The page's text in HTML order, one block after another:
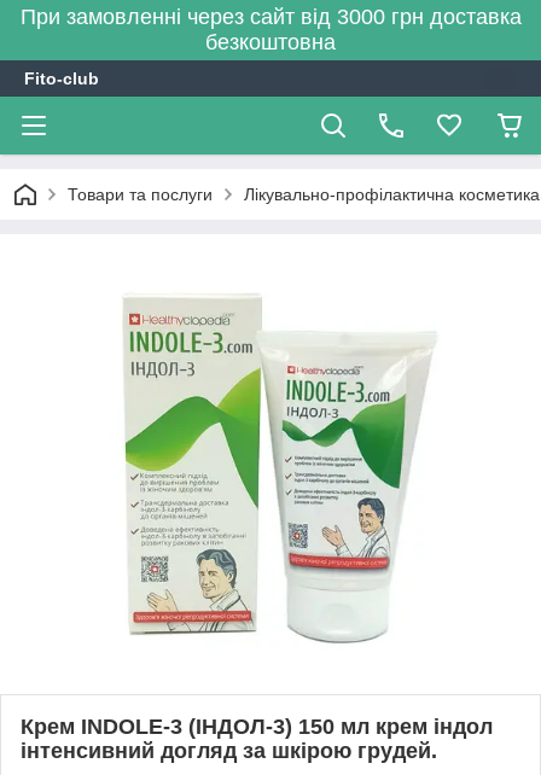
При замовленні через сайт від 3000 грн доставка
безкоштовна
Fito-club
Товари та послуги Лікувально-профілактична косметика
Крем INDOLE-3 (ІНДОЛ-3) 150 мл крем індол
інтенсивний догляд за шкірою грудей.